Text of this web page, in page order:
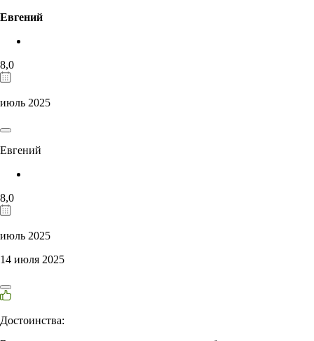
Евгений
8,0
июль 2025
Евгений
8,0
июль 2025
14 июля 2025
Достоинства: